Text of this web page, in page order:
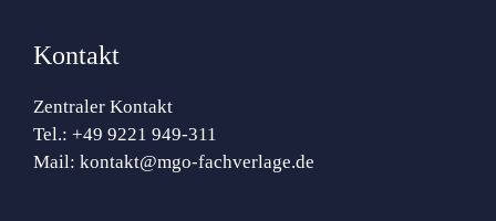
Kontakt
Zentraler Kontakt
Tel.: +49 9221 949-311
Mail: kontakt@mgo-fachverlage.de